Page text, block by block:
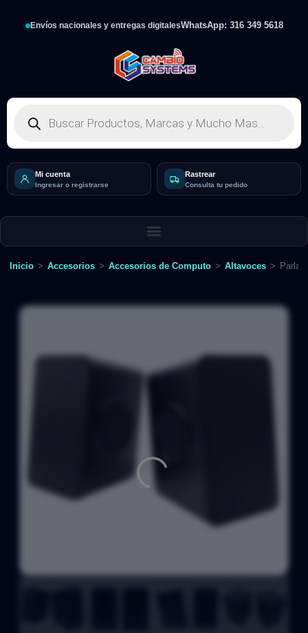
Envíos nacionales y entregas digitalesWhatsApp: 316 349 5618
Mi cuenta
Ingresar o registrarse
Rastrear
Consulta tu pedido
Inicio > Accesorios > Accesorios de Computo > Altavoces >